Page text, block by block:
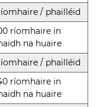
/ phailléid
ríomhaire in
na huaire
/ phailléid
ríomhaire in
na huaire